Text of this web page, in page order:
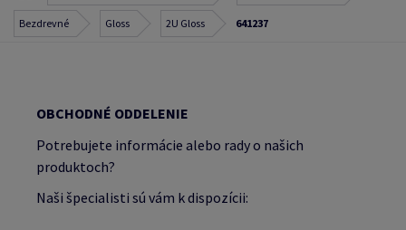
Bezdrevné Gloss 2U Gloss 641237
OBCHODNÉ ODDELENIE
Potrebujete informácie alebo rady o našich
produktoch?
Naši špecialisti sú vám k dispozícii: